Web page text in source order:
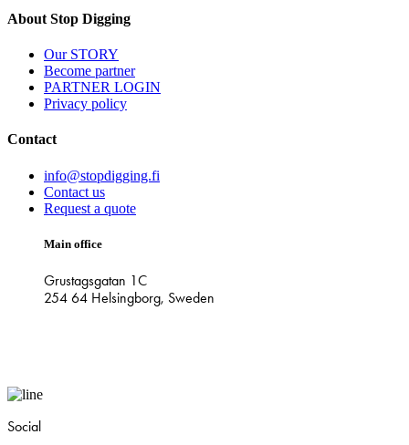
About Stop Digging
Our STORY
Become partner
PARTNER LOGIN
Privacy policy
Contact
info@stopdigging.fi
Contact us
Request a quote
Main office
Grustagsgatan 1C
254 64 Helsingborg, Sweden
Social